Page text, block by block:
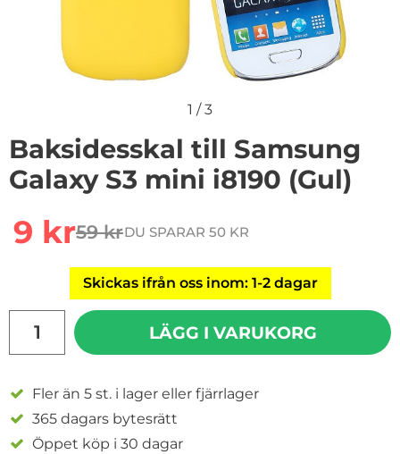
1 /3
Baksidesskal till Samsung
Galaxy S3 mini i8190 (Gul)
rea pris
9 krtidigare pris
59 krDU SPARAR 50 KR
Skickas ifrån oss inom: 1-2 dagar
LÄGG I VARUKORG
Fler än 5 st. i lager eller fjärrlager
365 dagars bytesrätt
Öppet köp i 30 dagar